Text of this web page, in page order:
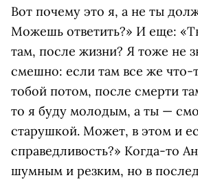
Вот почему это я, а не ты
Можешь ответить?» И еще:
там, после жизни? Я тоже не
смешно: если там все же что-
тобой потом, после смерти
то я буду молодым, а ты —
старушкой. Может, в этом и
справедливость?» Когда-то
шумным и резким, но в